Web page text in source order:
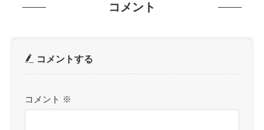
コメント
コメントする
コメント ※